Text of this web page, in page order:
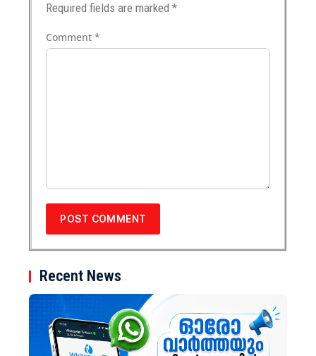
Required fields are marked*
Comment*
Recent News